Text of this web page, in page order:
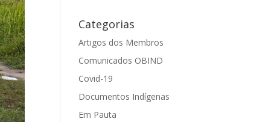
Categorias
Artigos dos Membros
Comunicados OBIND
Covid-19
Documentos Indígenas
Em Pauta